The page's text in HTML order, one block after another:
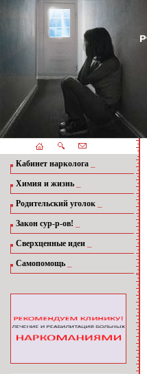
Кабинет нарколога
Химия и жизнь
Родительский уголок
Закон сур-р-ов!
Сверхценные идеи
Самопомощь